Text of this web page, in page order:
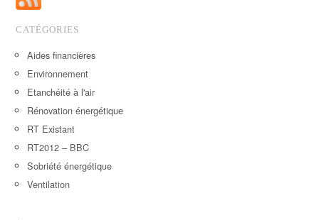
CATÉGORIES
Aides financières
Environnement
Etanchéité à l'air
Rénovation énergétique
RT Existant
RT2012 – BBC
Sobriété énergétique
Ventilation